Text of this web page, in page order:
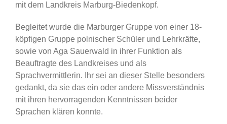
mit dem Landkreis Marburg-Biedenkopf.
Begleitet wurde die Marburger Gruppe von einer 18-
köpfigen Gruppe polnischer Schüler und Lehrkräfte,
sowie von Aga Sauerwald in ihrer Funktion als
Beauftragte des Landkreises und als
Sprachvermittlerin. Ihr sei an dieser Stelle besonders
gedankt, da sie das ein oder andere Missverständnis
mit ihren hervorragenden Kenntnissen beider
Sprachen klären konnte.